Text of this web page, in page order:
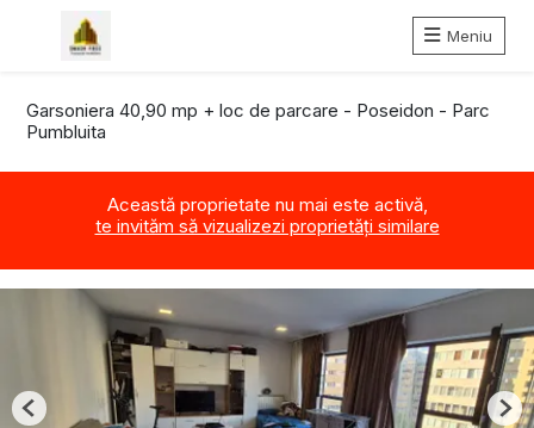
Meniu
Garsoniera 40,90 mp + loc de parcare - Poseidon - Parc
Pumbluita
Această proprietate nu mai este activă,
te invităm să vizualizezi proprietăți similare
Previous